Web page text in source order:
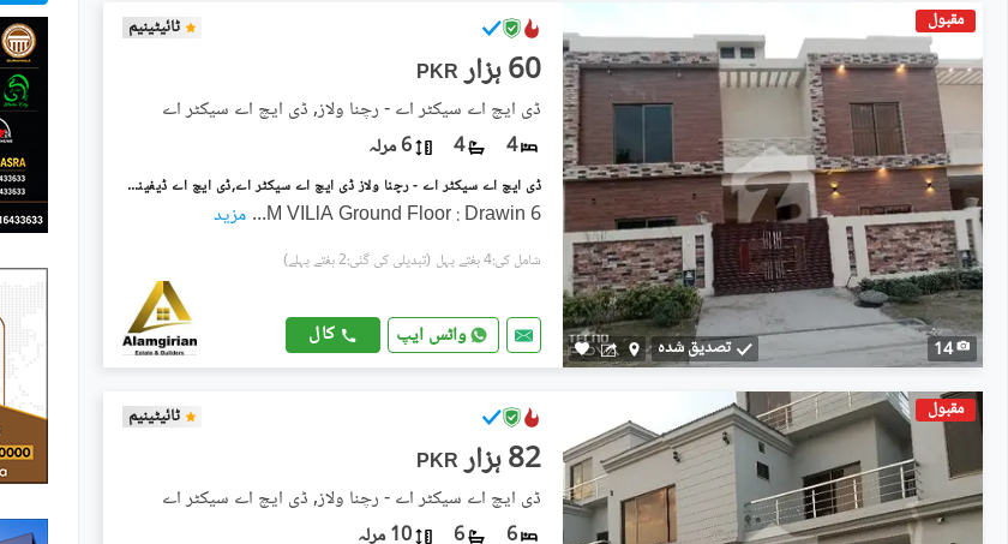
مقبول
14 تصدیق شدہ
ٹائیٹینیم
PKR 60 ہزار
ڈی ایچ اے سیکٹر اے - رچنا ولاز, ڈی ایچ اے سیکٹر اے
4
4 6 مرلہ
ڈی ایچ اے سیکٹر اے - رچنا ولاز ڈی ایچ اے سیکٹر اے,ڈی ایچ اے ڈیفینس,گوجرانوالہ میں 4 کمروں کا 6 مرلہ مکان 60.0 ہزار میں کرایہ پر دستیاب ہے۔
6 M VILlA Ground Floor : Drawin
... مزید
شامل کی:4 ہفتے پہل (تبدیلی کی گئی:2 ہفتے پہلے)
واٹس ایپ کال
مقبول ٹائیٹینیم
PKR 82 ہزار
ڈی ایچ اے سیکٹر اے - رچنا ولاز, ڈی ایچ اے سیکٹر اے
6
6 10 مرلہ